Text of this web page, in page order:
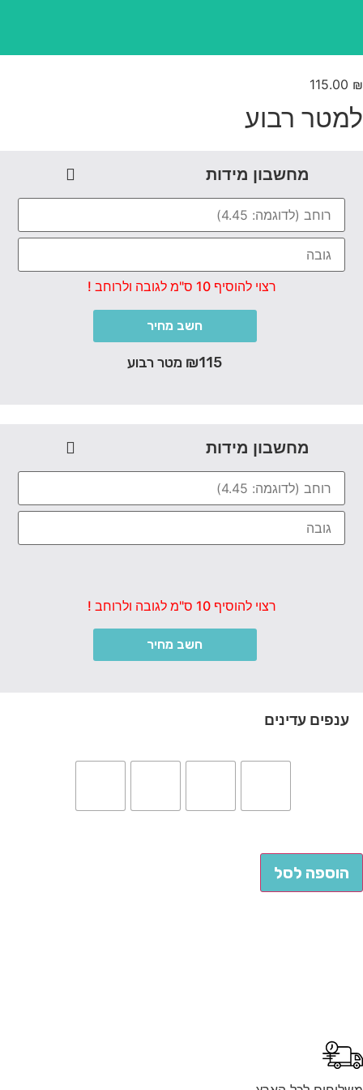
115.00
רבוע
מחשבון מידות
רצוי להוסיף 10 ס"מ לגובה ולרוחב !
חשב מחיר
₪115 מטר רבוע
מחשבון מידות
רצוי להוסיף 10 ס"מ לגובה ולרוחב !
חשב מחיר
ענפים עדינים
הוספה לסל